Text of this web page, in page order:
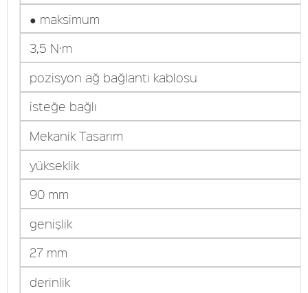
● maksimum
3,5 N·m
pozisyon ağ bağlantı kablosu
isteğe bağlı
Mekanik Tasarım
yükseklik
90 mm
genişlik
27 mm
derinlik